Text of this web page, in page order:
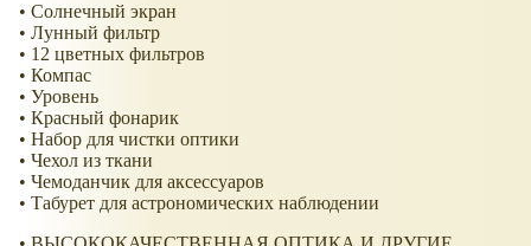
• Солнечный экран
• Лунный фильтр
• 12 цветных фильтров
• Компас
• Уровень
• Красный фонарик
• Набор для чистки оптики
• Чехол из ткани
• Чемоданчик для аксессуаров
• Табурет для астрономических наблюдении